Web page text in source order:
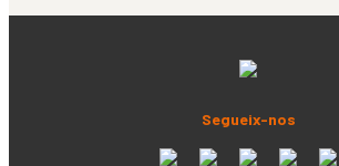
Segueix-nos